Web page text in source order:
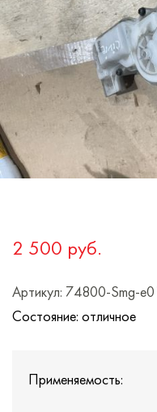
2 500 руб.
Артикул: 74800-Smg-e01
Состояние: отличное
Применяемость: